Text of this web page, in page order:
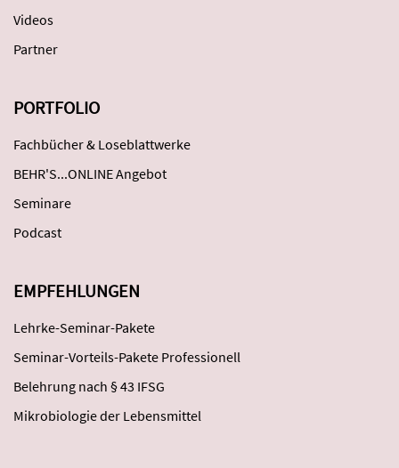
Videos
Partner
PORTFOLIO
Fachbücher & Loseblattwerke
BEHR'S...ONLINE Angebot
Seminare
Podcast
EMPFEHLUNGEN
Lehrke-Seminar-Pakete
Seminar-Vorteils-Pakete Professionell
Belehrung nach § 43 IFSG
Mikrobiologie der Lebensmittel